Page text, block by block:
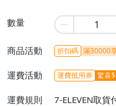
數量
商品活動 折扣碼 滿30000
運費活動 運費抵用券 驚喜
運費規則
7-ELEVEN取